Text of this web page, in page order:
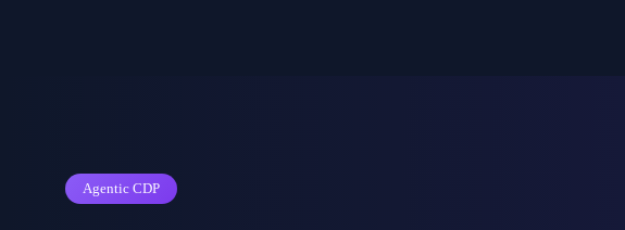
Agentic CDP